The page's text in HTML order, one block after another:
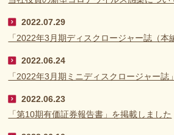
2022.07.29
「2022年3月期ディスクロージャー誌（本
2022.06.24
「2022年3月期ミニディスクロージャー誌
2022.06.23
「第10期有価証券報告書」を掲載しました